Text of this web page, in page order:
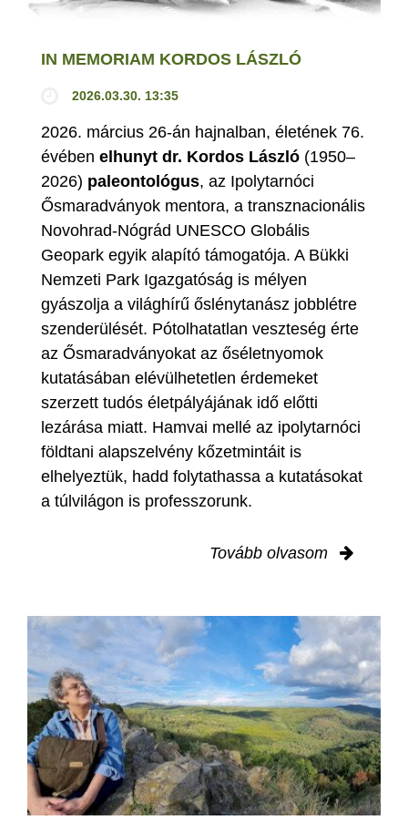
IN MEMORIAM KORDOS LÁSZLÓ
2026.03.30. 13:35
2026. március 26-án hajnalban, életének 76.
évében elhunyt dr. Kordos László (1950–
2026) paleontológus, az Ipolytarnóci
Ősmaradványok mentora, a transznacionális
Novohrad-Nógrád UNESCO Globális
Geopark egyik alapító támogatója. A Bükki
Nemzeti Park Igazgatóság is mélyen
gyászolja a világhírű őslénytanász jobblétre
szenderülését. Pótolhatatlan veszteség érte
az Ősmaradványokat az őséletnyomok
kutatásában elévülhetetlen érdemeket
szerzett tudós életpályájának idő előtti
lezárása miatt. Hamvai mellé az ipolytarnóci
földtani alapszelvény kőzetmintáit is
elhelyeztük, hadd folytathassa a kutatásokat
a túlvilágon is professzorunk.
Tovább olvasom